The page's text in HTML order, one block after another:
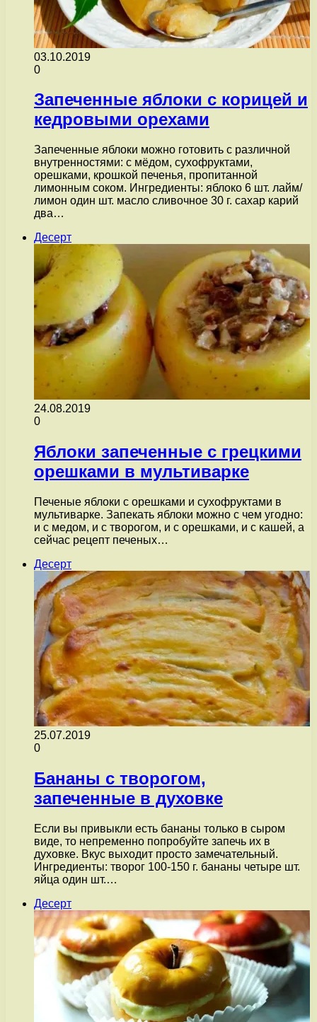
03.10.2019
0
Запеченные яблоки с корицей и
кедровыми орехами
Запеченные яблоки можно готовить с различной
внутренностями: с мёдом, сухофруктами,
орешками, крошкой печенья, пропитанной
лимонным соком. Ингредиенты: яблоко 6 шт. лайм/
лимон один шт. масло сливочное 30 г. сахар карий
два…
Десерт
24.08.2019
0
Яблоки запеченные с грецкими
орешками в мультиварке
Печеные яблоки с орешками и сухофруктами в
мультиварке. Запекать яблоки можно с чем угодно:
и с медом, и с творогом, и с орешками, и с кашей, а
сейчас рецепт печеных…
Десерт
25.07.2019
0
Бананы с творогом,
запеченные в духовке
Если вы привыкли есть бананы только в сыром
виде, то непременно попробуйте запечь их в
духовке. Вкус выходит просто замечательный.
Ингредиенты: творог 100-150 г. бананы четыре шт.
яйца один шт.…
Десерт